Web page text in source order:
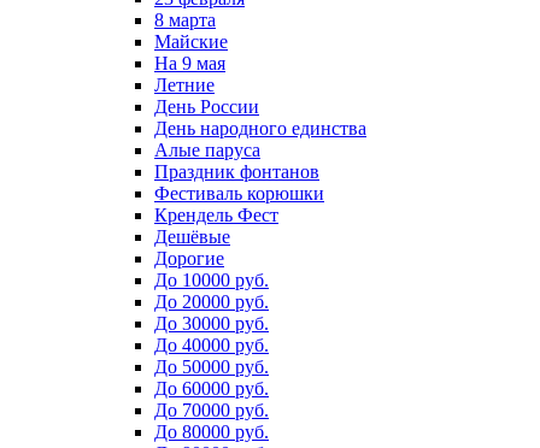
8 марта
Майские
На 9 мая
Летние
День России
День народного единства
Алые паруса
Праздник фонтанов
Фестиваль корюшки
Крендель Фест
Дешёвые
Дорогие
До 10000 руб.
До 20000 руб.
До 30000 руб.
До 40000 руб.
До 50000 руб.
До 60000 руб.
До 70000 руб.
До 80000 руб.